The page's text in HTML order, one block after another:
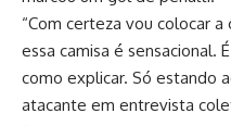
“Com certeza vou colocar
essa camisa é sensacional.
como explicar. Só estando
atacante em entrevista